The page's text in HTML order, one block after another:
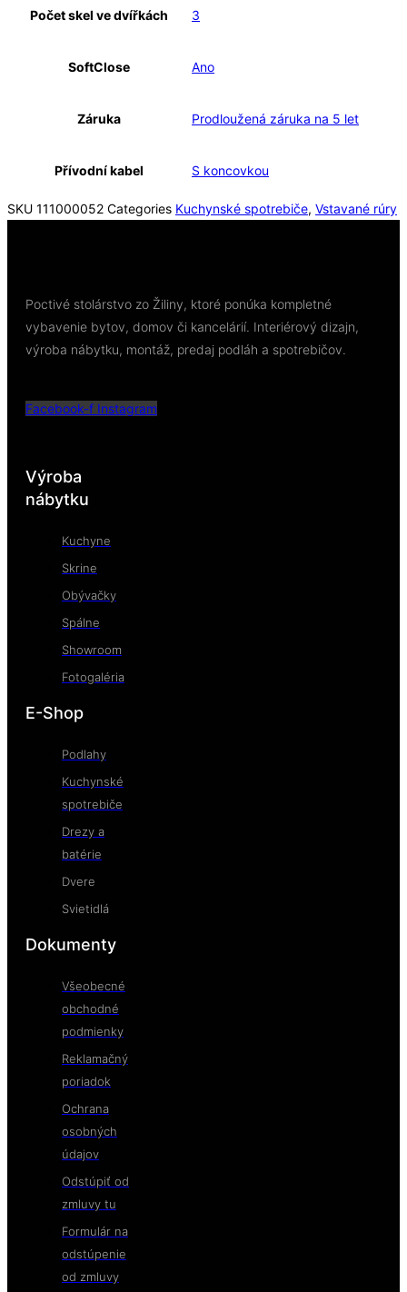
Počet skel ve dvířkách 3
SoftClose Ano
Záruka Prodloužená záruka na 5 let
Přívodní kabel S koncovkou
SKU 111000052 Categories Kuchynské spotrebiče, Vstavané rúry
Poctivé stolárstvo zo Žiliny, ktoré ponúka kompletné
vybavenie bytov, domov či kancelárií. Interiérový dizajn,
výroba nábytku, montáž, predaj podláh a spotrebičov.
Facebook-f Instagram
Výroba
nábytku
Kuchyne
Skrine
Obývačky
Spálne
Showroom
Fotogaléria
E-Shop
Podlahy
Kuchynské
spotrebiče
Drezy a
batérie
Dvere
Svietidlá
Dokumenty
Všeobecné
obchodné
podmienky
Reklamačný
poriadok
Ochrana
osobných
údajov
Odstúpiť od
zmluvy tu
Formulár na
odstúpenie
od zmluvy